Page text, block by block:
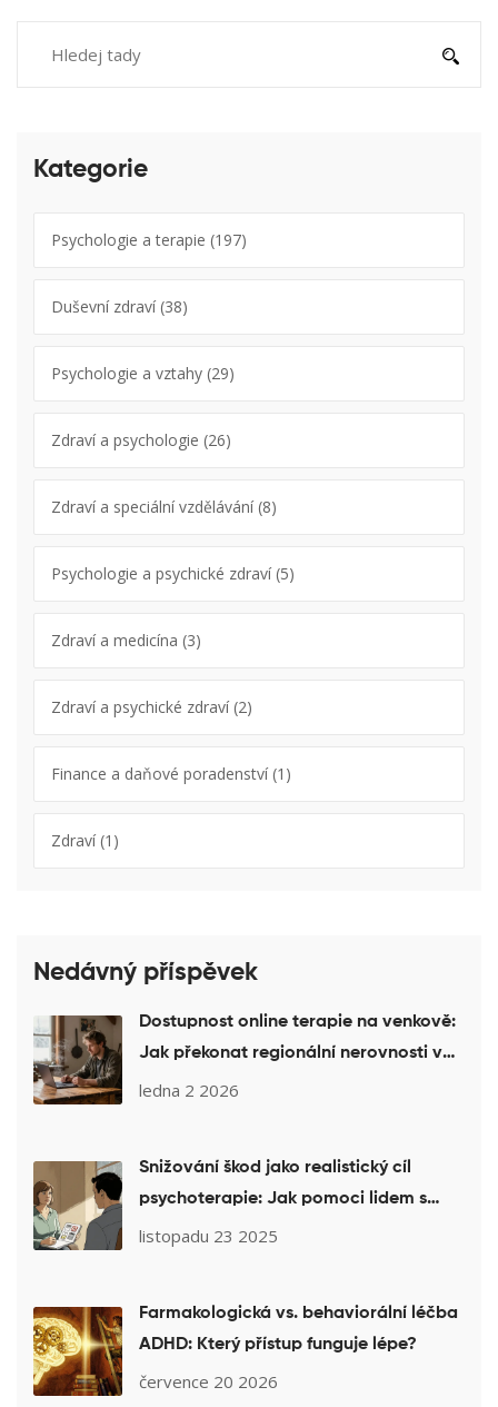
Kategorie
Psychologie a terapie (197)
Duševní zdraví(38)
Psychologie a vztahy (29)
Zdraví a psychologie (26)
Zdraví a speciální vzdělávání(8)
Psychologie a psychické zdraví(5)
Zdraví a medicína (3)
Zdraví a psychické zdraví(2)
Finance a daňové poradenství(1)
Zdraví(1)
Nedávný příspěvek
Dostupnost online terapie na venkově:
Jak překonat regionální nerovnosti v
duševní péči
ledna 2 2026
Snižování škod jako realistický cíl
psychoterapie: Jak pomoci lidem s
závislostí bez nutnosti abstinenčního
listopadu 23 2025
Farmakologická vs. behaviorální léčba
ADHD: Který přístup funguje lépe?
července 20 2026